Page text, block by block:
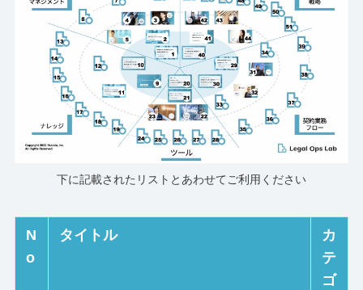
下に記載されたリストとあわせてご利用ください
N
o
タイトル
カ
テ
ゴ